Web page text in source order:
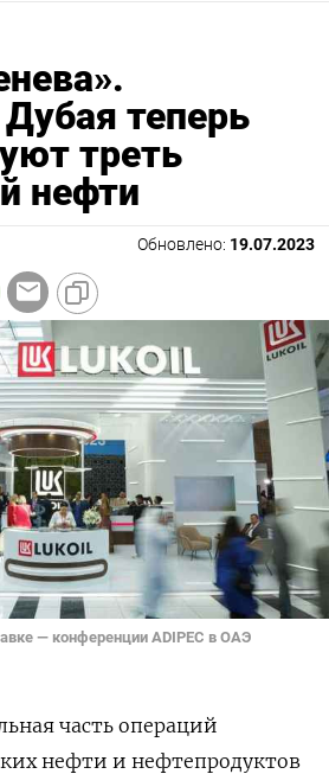
теперь
треть
нефти
Обновлено: 19.07.2023
— конференции ADIPEC в ОАЭ
часть операций
нефти и нефтепродуктов